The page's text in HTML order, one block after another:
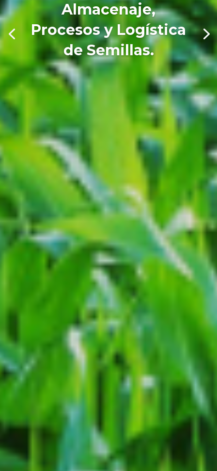
Almacenaje,
Procesos y Logística
de Semillas.